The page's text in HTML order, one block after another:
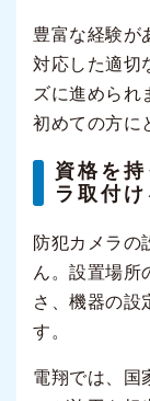
豊富な経験が
対応した適切
ズに進められ
初めての方に
資格を
ラ取付
防犯カメラの
ん。設置場所
さ、機器の設
す。
電翔では、国